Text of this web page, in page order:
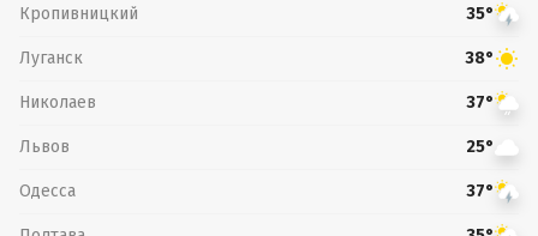
Кропивницкий 35°
Луганск 38°
Николаев 37°
Львов 25°
Одесса 37°